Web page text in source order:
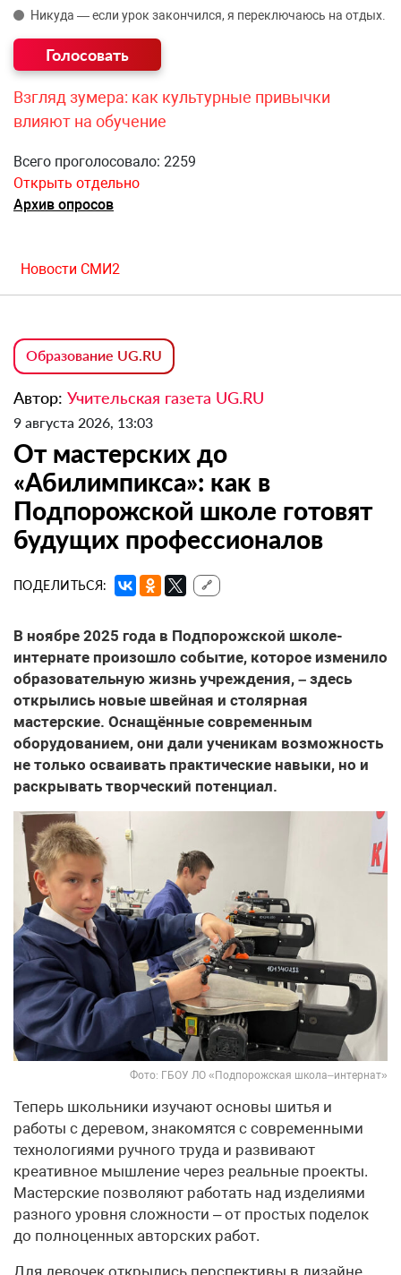
Никуда — если урок закончился, я переключаюсь на отдых.
Взгляд зумера: как культурные привычки
влияют на обучение
Всего проголосовало: 2259
Открыть отдельно
Архив опросов
Новости СМИ2
Образование UG.RU
Автор: Учительская газета UG.RU
9 августа 2026, 13:03
От мастерских до
«Абилимпикса»: как в
Подпорожской школе готовят
будущих профессионалов
ПОДЕЛИТЬСЯ: 🔗
В ноябре 2025 года в Подпорожской школе-
интернате произошло событие, которое изменило
образовательную жизнь учреждения, – здесь
открылись новые швейная и столярная
мастерские. Оснащённые современным
оборудованием, они дали ученикам возможность
не только осваивать практические навыки, но и
раскрывать творческий потенциал.
Фото: ГБОУ ЛО «Подпорожская школа–интернат»
Теперь школьники изучают основы шитья и
работы с деревом, знакомятся с современными
технологиями ручного труда и развивают
креативное мышление через реальные проекты.
Мастерские позволяют работать над изделиями
разного уровня сложности – от простых поделок
до полноценных авторских работ.
Для девочек открылись перспективы в дизайне